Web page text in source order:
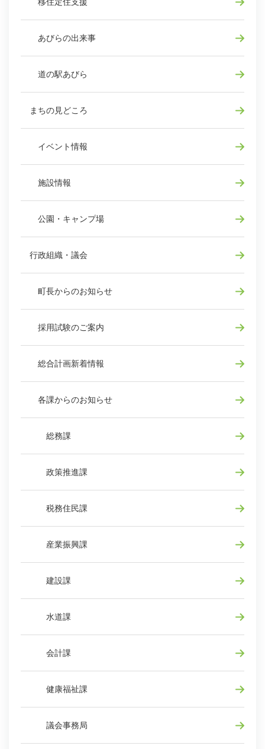
あびらの出来事
道の駅あびら
まちの見どころ
イベント情報
施設情報
公園・キャンプ場
行政組織・議会
町長からのお知らせ
採用試験のご案内
総合計画新着情報
各課からのお知らせ
総務課
政策推進課
税務住民課
産業振興課
建設課
水道課
会計課
健康福祉課
議会事務局